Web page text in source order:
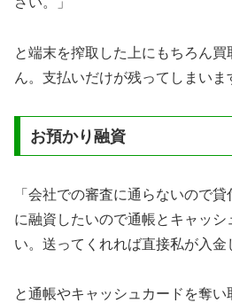
と端末を搾取した上にもちろん
ん。支払いだけが残ってしまいま
お預かり融資
「会社での審査に通らないので
に融資したいので通帳とキャッシ
い。送ってくれれば直接私が入金
と通帳やキャッシュカードを奪い